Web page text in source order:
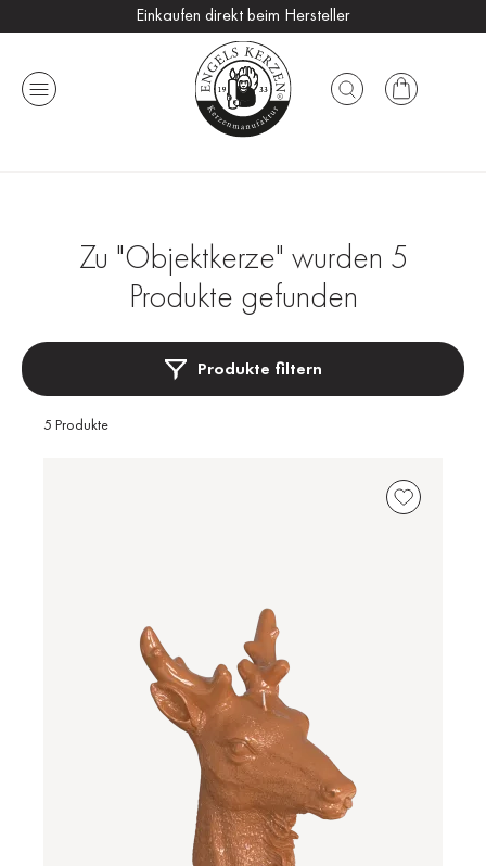
Einkaufen direkt beim Hersteller
Versandkostenfrei ab 25 €
Handmade in Germany
Zu "Objektkerze" wurden 5
Produkte gefunden
Produkte filtern
5 Produkte